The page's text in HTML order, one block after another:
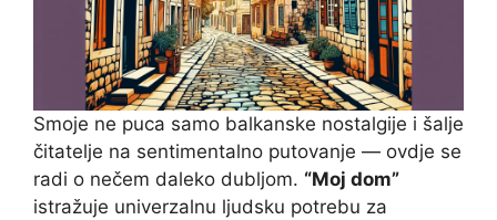
Smoje ne puca samo balkanske nostalgije i šalje
čitatelje na sentimentalno putovanje — ovdje se
radi o nečem daleko dubljom. “Moj dom”
istražuje univerzalnu ljudsku potrebu za